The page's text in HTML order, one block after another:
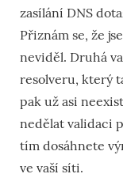
zasílání DNS
Přiznám se, že
neviděl. Druhá
resolveru, který
pak už asi
nedělat validaci
tím dosáhnete
ve vaší síti.